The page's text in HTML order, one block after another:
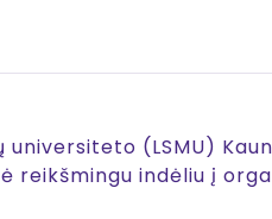
universiteto (LSMU)
reikšmingu indėliu į